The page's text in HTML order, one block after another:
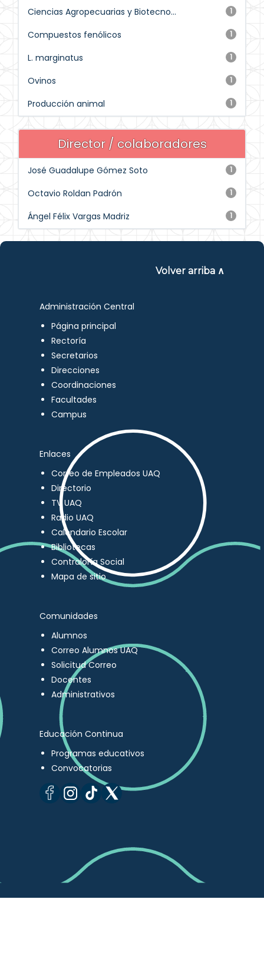
1
Ciencias Agropecuarias y Biotecno...
1
Compuestos fenólicos
1
L. marginatus
1
Ovinos
1
Producción animal
Director / colaboradores
1
José Guadalupe Gómez Soto
1
Octavio Roldan Padrón
1
Ángel Félix Vargas Madriz
Volver arriba ∧
Administración Central
Página principal
Rectoría
Secretarios
Direcciones
Coordinaciones
Facultades
Campus
Enlaces
Correo de Empleados UAQ
Directorio
TV UAQ
Radio UAQ
Calendario Escolar
Bibliotecas
Contraloría Social
Mapa de sitio
Comunidades
Alumnos
Correo Alumnos UAQ
Solicitud Correo
Docentes
Administrativos
Educación Continua
Programas educativos
Convocatorias